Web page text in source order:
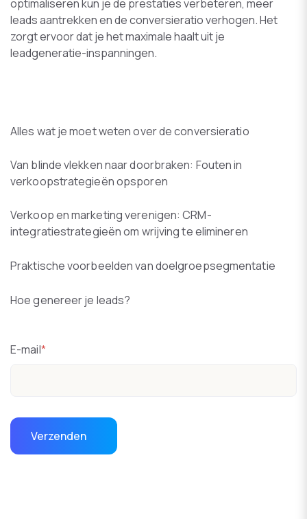
optimaliseren kun je de prestaties verbeteren, meer
leads aantrekken en de conversieratio verhogen. Het
zorgt ervoor dat je het maximale haalt uit je
leadgeneratie-inspanningen.
Alles wat je moet weten over de conversieratio
Van blinde vlekken naar doorbraken: Fouten in
verkoopstrategieën opsporen
Verkoop en marketing verenigen: CRM-
integratiestrategieën om wrijving te elimineren
Praktische voorbeelden van doelgroepsegmentatie
Hoe genereer je leads?
E-mail*